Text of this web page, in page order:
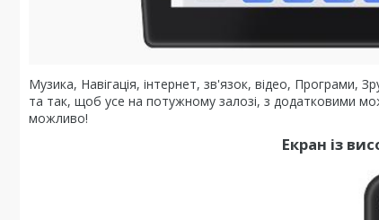
Музика, Навігація, інтернет, зв'язок, відео, Програми,
та так, щоб усе на потужному залозі, з додатковими
можливо!
Екран із